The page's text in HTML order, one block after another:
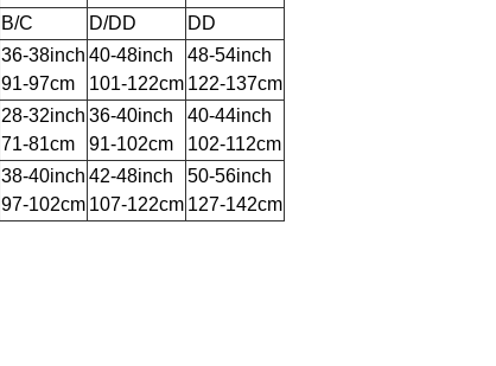
B/C D/DD DD
36-38inch
91-97cm
40-48inch
101-122cm
48-54inch
122-137cm
28-32inch
71-81cm
36-40inch
91-102cm
40-44inch
102-112cm
38-40inch
97-102cm
42-48inch
107-122cm
50-56inch
127-142cm